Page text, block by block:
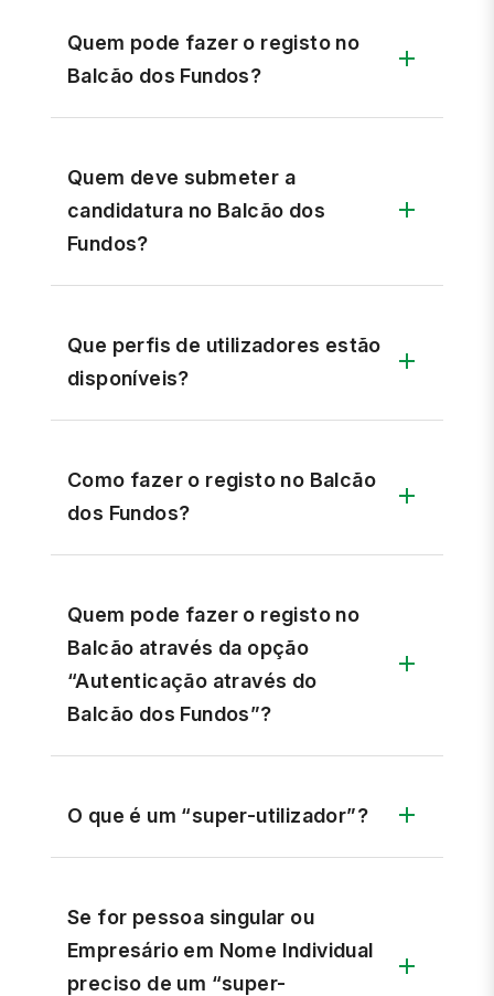
Quem pode fazer o registo no
Balcão dos Fundos?
Quem deve submeter a
candidatura no Balcão dos
Fundos?
Que perfis de utilizadores estão
disponíveis?
Como fazer o registo no Balcão
dos Fundos?
Quem pode fazer o registo no
Balcão através da opção
“Autenticação através do
Balcão dos Fundos”?
O que é um “super-utilizador”?
Se for pessoa singular ou
Empresário em Nome Individual
preciso de um “super-